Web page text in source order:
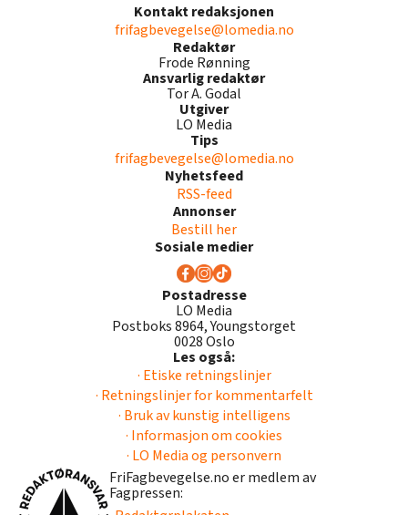
Kontakt redaksjonen
frifagbevegelse@lomedia.no
Redaktør
Frode Rønning
Ansvarlig redaktør
Tor A. Godal
Utgiver
LO Media
Tips
frifagbevegelse@lomedia.no
Nyhetsfeed
RSS-feed
Annonser
Bestill her
Sosiale medier
Postadresse
LO Media
Postboks 8964, Youngstorget
0028 Oslo
Les også:
· Etiske retningslinjer
· Retningslinjer for kommentarfelt
· Bruk av kunstig intelligens
· Informasjon om cookies
· LO Media og personvern
FriFagbevegelse.no er medlem av
Fagpressen: